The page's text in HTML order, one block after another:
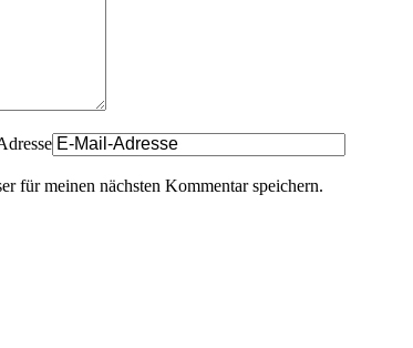
für meinen nächsten Kommentar speichern.